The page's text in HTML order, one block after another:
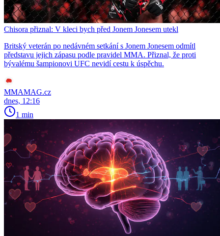
Chisora přiznal: V kleci bych před Jonem Jonesem utekl
Britský veterán po nedávném setkání s Jonem Jonesem odmítl
představu jejich zápasu podle pravidel MMA. Přiznal, že proti
bývalému šampionovi UFC nevidí cestu k úspěchu.
MMAMAG.cz
dnes, 12:16
1 min